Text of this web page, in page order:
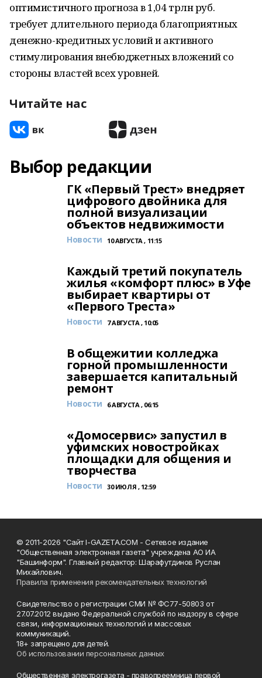
оптимистичного прогноза в 1,04 трлн руб.
требует длительного периода благоприятных
денежно-кредитных условий и активного
стимулирования внебюджетных вложений со
стороны властей всех уровней.
Читайте нас
Выбор редакции
ГК «Первый Трест» внедряет
цифрового двойника для
полной визуализации
объектов недвижимости
Новости 10 АВГУСТА , 11:15
Каждый третий покупатель
жилья «комфорт плюс» в Уфе
выбирает квартиры от
«Первого Треста»
Новости 7 АВГУСТА , 10:05
В общежитии колледжа
горной промышленности
завершается капитальный
ремонт
Новости 6 АВГУСТА , 06:15
«Домосервис» запустил в
уфимских новостройках
площадки для общения и
творчества
Новости 30 ИЮЛЯ , 12:59
© 2011-2026 "Сайт I-GAZETA.COM - Сетевое издание
"Общественная электронная газета" учреждена АО ИА
"Башинформ". Главный редактор: Шарафутдинов Руслан
Михайлович.
Правила применения рекомендательных технологий
Свидетельство о регистрации СМИ № ФС77-50803 от
27.07.2012 выдано Федеральной службой по надзору в сфере
связи, информационных технологий и массовых
коммуникаций.
18+ запрещено для детей.
Об использовании персональных данных
Общественная электрогазета - правопреемница первой